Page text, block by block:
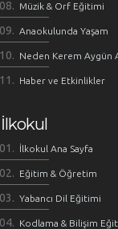
Müzik & Orf Eğitimi
Anaokulunda Yaşam
Neden Kerem Aygün
Haber ve Etkinlikler
İlkokul
İlkokul Ana Sayfa
Eğitim & Öğretim
Yabancı Dil Eğitimi
Kodlama & Bilişim